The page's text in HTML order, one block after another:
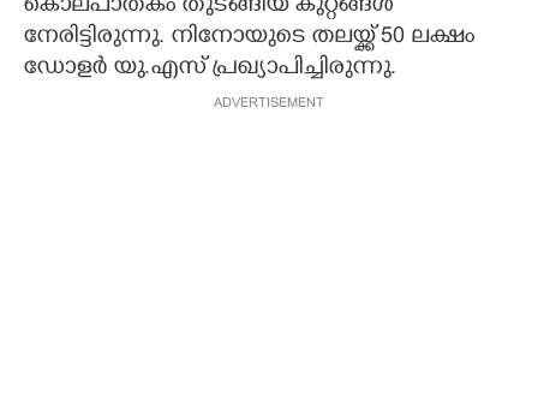
കൊലപാതകം തുടങ്ങിയ കുറ്റങ്ങൾ
നേരിട്ടിരുന്നു. നിനോയുടെ തലയ്ക്ക് 50 ലക്ഷം
ഡോളർ യു.എസ് പ്രഖ്യാപിച്ചിരുന്നു.
ADVERTISEMENT